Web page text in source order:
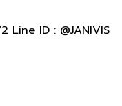
Line ID : @JANIVIS